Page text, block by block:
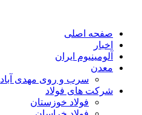
صفحه اصلی
اخبار
آلومینیوم ایران
معدن
سرب و روی مهدی آباد
شرکت های فولاد
فولاد خوزستان